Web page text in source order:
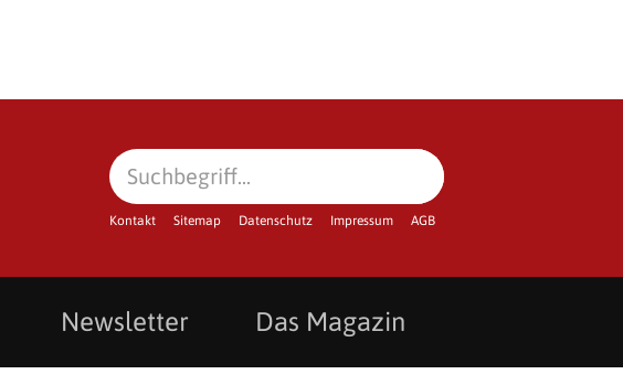
Kontakt Sitemap Datenschutz Impressum AGB
Newsletter Das Magazin